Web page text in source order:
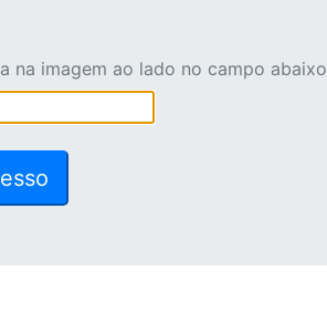
na imagem ao lado no campo abaixo